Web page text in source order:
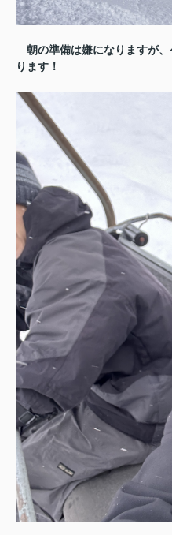
朝の準備は嫌になりますが
ります！